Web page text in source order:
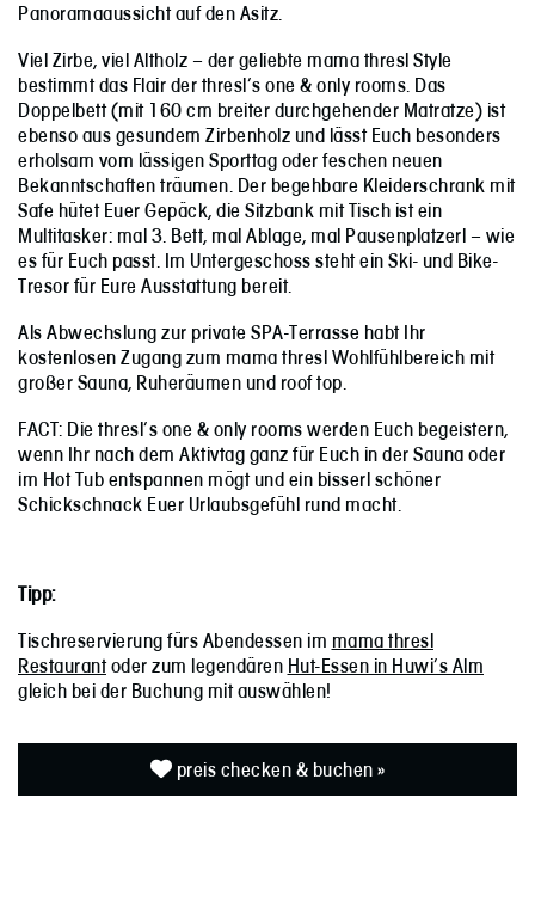
Panoramaaussicht auf den Asitz.
Viel Zirbe, viel Altholz – der geliebte mama thresl Style
bestimmt das Flair der thresl’s one & only rooms. Das
Doppelbett (mit 160 cm breiter durchgehender Matratze) ist
ebenso aus gesundem Zirbenholz und lässt Euch besonders
erholsam vom lässigen Sporttag oder feschen neuen
Bekanntschaften träumen. Der begehbare Kleiderschrank mit
Safe hütet Euer Gepäck, die Sitzbank mit Tisch ist ein
Multitasker: mal 3. Bett, mal Ablage, mal Pausenplatzerl – wie
es für Euch passt. Im Untergeschoss steht ein Ski- und Bike-
Tresor für Eure Ausstattung bereit.
Als Abwechslung zur private SPA-Terrasse habt Ihr
kostenlosen Zugang zum mama thresl Wohlfühlbereich mit
großer Sauna, Ruheräumen und roof top.
FACT: Die thresl’s one & only rooms werden Euch begeistern,
wenn Ihr nach dem Aktivtag ganz für Euch in der Sauna oder
im Hot Tub entspannen mögt und ein bisserl schöner
Schickschnack Euer Urlaubsgefühl rund macht.
Tipp:
Tischreservierung fürs Abendessen im mama thresl
Restaurantoder zum legendären Hut-Essen in Huwi’s Alm
gleich bei der Buchung mit auswählen!
preis checken & buchen »